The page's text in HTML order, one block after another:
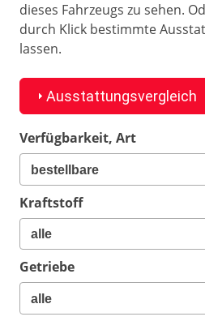
dieses Fahrzeugs zu sehen.
durch Klick bestimmte
lassen.
Ausstattungsvergleich
Verfügbarkeit, Art
Kraftstoff
Getriebe